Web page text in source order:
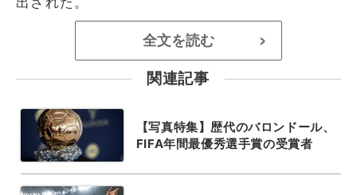
全文を読む >
関連記事
【写真特集】歴代のバロンドール、
FIFA年間最優秀選手賞の受賞者